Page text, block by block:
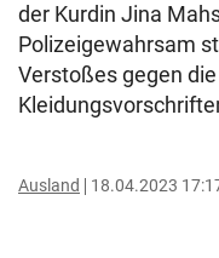
der Kurdin Jina
Polizeigewahrsam
Verstoßes gegen
Ausland 18.04.2023